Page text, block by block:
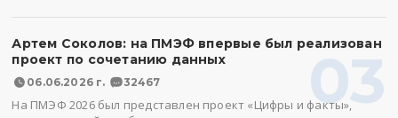
03
Артем Соколов: на ПМЭФ впервые был реализован
проект по сочетанию данных
06.06.2026 г. 32467
На ПМЭФ 2026 был представлен проект «Цифры и факты»,